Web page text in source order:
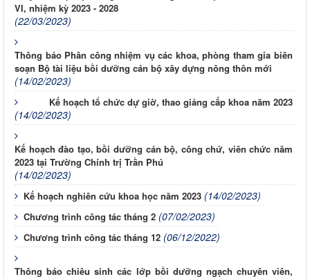
VI, nhiệm kỳ 2023 - 2028
(22/03/2023)
Thông báo Phân công nhiệm vụ các khoa, phòng tham gia biên
soạn Bộ tài liệu bồi dưỡng cán bộ xây dựng nông thôn mới
(14/02/2023)
Kế hoạch tổ chức dự giờ, thao giảng cấp khoa năm 2023
(14/02/2023)
Kế hoạch đào tạo, bồi dưỡng cán bộ, công chứ, viên chức năm
2023 tại Trường Chính trị Trần Phú
(14/02/2023)
Kế hoạch nghiên cứu khoa học năm 2023 (14/02/2023)
Chương trình công tác tháng 2 (07/02/2023)
Chương trình công tác tháng 12 (06/12/2022)
Thông báo chiêu sinh các lớp bồi dưỡng ngạch chuyên viên,